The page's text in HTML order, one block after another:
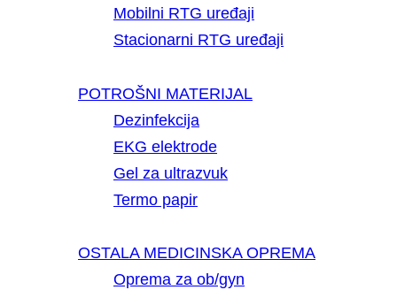
Mobilni RTG uređaji
Stacionarni RTG uređaji
POTROŠNI MATERIJAL
Dezinfekcija
EKG elektrode
Gel za ultrazvuk
Termo papir
OSTALA MEDICINSKA OPREMA
Oprema za ob/gyn